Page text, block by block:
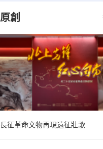
原創
長征革命文物再現遠征壯歌